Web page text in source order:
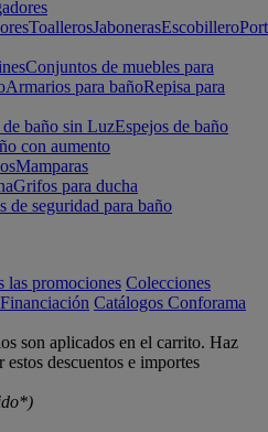
ToallerosJabonerasEscobillero
Conjuntos de muebles para
Armarios para bañoRepisa para
de baño sin LuzEspejos de baño
con aumento
Mamparas
Grifos para ducha
de seguridad para baño
las promociones Colecciones
Financiación Catálogos Conforama
son aplicados en el carrito. Haz
descuentos e importes